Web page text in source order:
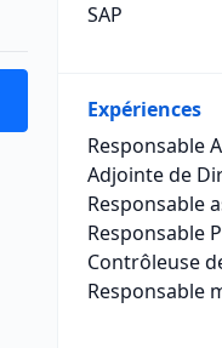
SAP
Expériences
Responsable
Adjointe de
Responsable
Responsable
Contrôleuse
Responsable